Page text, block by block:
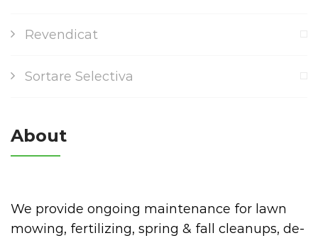
Revendicat
Sortare Selectiva
About
We provide ongoing maintenance for lawn
mowing, fertilizing, spring & fall cleanups, de-